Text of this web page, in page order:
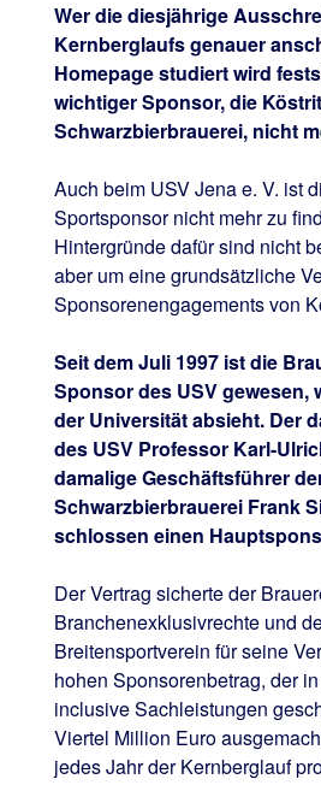
Wer die diesjährige
Kernberglaufs genauer
Homepage studiert wird
wichtiger Sponsor, die
Schwarzbierbrauerei, nicht
Auch beim USV Jena e. V. ist
Sportsponsor nicht mehr zu
Hintergründe dafür sind nicht
aber um eine grundsätzliche
Sponsorenengagements von
Seit dem Juli 1997 ist die
Sponsor des USV gewesen,
der Universität absieht. Der
des USV Professor Karl-
damalige Geschäftsführer
Schwarzbierbrauerei Frank
schlossen einen
Der Vertrag sicherte der
Branchenexklusivrechte und
Breitensportverein für seine
hohen Sponsorenbetrag, der
inclusive Sachleistungen
Viertel Million Euro
jedes Jahr der Kernberglauf